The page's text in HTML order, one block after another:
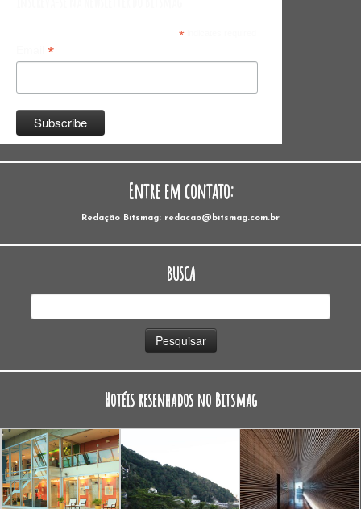
*indicates required
*
Entre em contato:
Redação Bitsmag: redacao@bitsmag.com.br
BUSCA
Hotéis resenhados no Bitsmag